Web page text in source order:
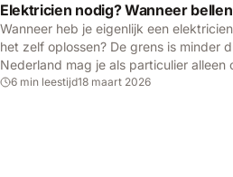
Elektricien nodig? Wanneer
Wanneer heb je eigenlijk een
het zelf oplossen? De grens is minder
Nederland mag je als particulier
6 min leestijd18 maart 2026